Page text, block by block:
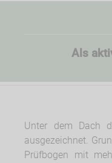
Als
Unter dem Dach
ausgezeichnet.
Prüfbogen mit